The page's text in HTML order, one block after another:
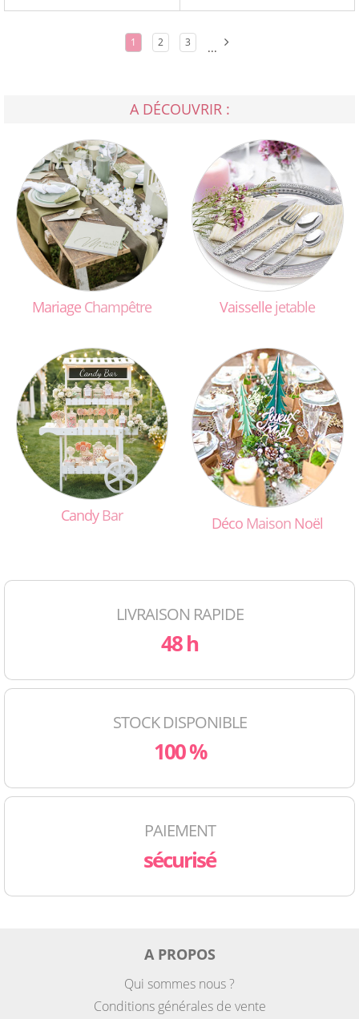
1 2 3 ...
A DÉCOUVRIR :
Mariage Champêtre Vaisselle jetable
CandyBar Déco Maison Noël
LIVRAISON RAPIDE
48 h
STOCK DISPONIBLE
100 %
PAIEMENT
sécurisé
A PROPOS
Qui sommes nous ?
Conditions générales de vente